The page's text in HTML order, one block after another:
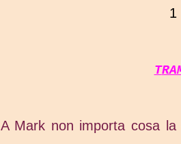
1
A Mark non importa cosa